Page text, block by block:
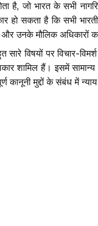
है, जो भारत के सभी
हो सकता है कि सभी
और उनके मौलिक अधिकारों
विषयों पर विचार-
शामिल हैं। इसमें
कानूनी मुद्दों के संबंध में